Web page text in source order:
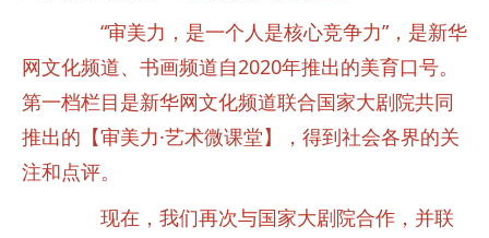
“审美力，是一个人是核心竞争力”，是新华
网文化频道、书画频道自2020年推出的美育口号。
第一档栏目是新华网文化频道联合国家大剧院共同
推出的【审美力·艺术微课堂】，得到社会各界的关
注和点评。
现在，我们再次与国家大剧院合作，并联